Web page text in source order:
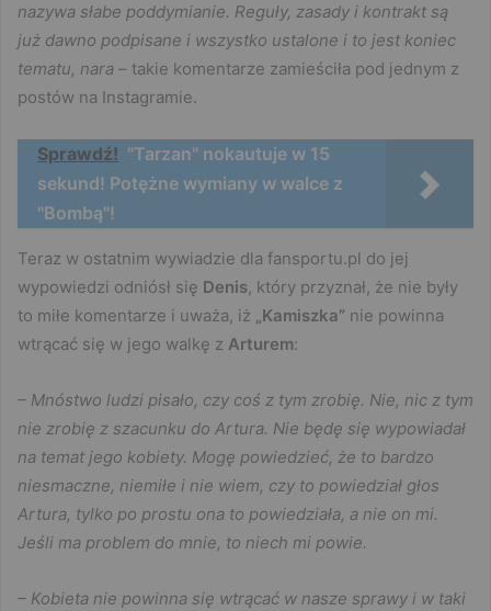
nazywa słabe poddymianie. Reguły, zasady i kontrakt są
już dawno podpisane i wszystko ustalone i to jest koniec
tematu, nara – takie komentarze zamieściła pod jednym z
postów na Instagramie.
Sprawdź! "Tarzan" nokautuje w 15
sekund! Potężne wymiany w walce z
"Bombą"!
Teraz w ostatnim wywiadzie dla fansportu.pl do jej
wypowiedzi odniósł się Denis, który przyznał, że nie były
to miłe komentarze i uważa, iż „Kamiszka” nie powinna
wtrącać się w jego walkę z Arturem:
– Mnóstwo ludzi pisało, czy coś z tym zrobię. Nie, nic z tym
nie zrobię z szacunku do Artura. Nie będę się wypowiadał
na temat jego kobiety. Mogę powiedzieć, że to bardzo
niesmaczne, niemiłe i nie wiem, czy to powiedział głos
Artura, tylko po prostu ona to powiedziała, a nie on mi.
Jeśli ma problem do mnie, to niech mi powie.
– Kobieta nie powinna się wtrącać w nasze sprawy i w taki